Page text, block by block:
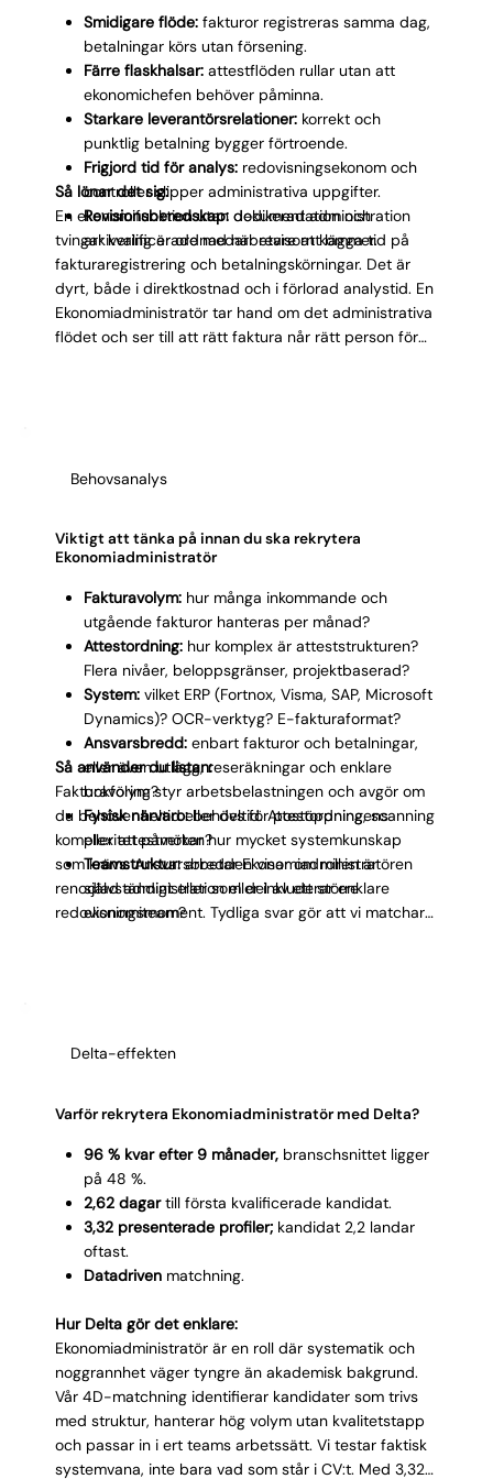
Smidigare flöde:fakturor registreras samma dag,
betalningar körs utan försening.
Färre flaskhalsar:attestflöden rullar utan att
ekonomichefen behöver påminna.
Starkare leverantörsrelationer:korrekt och
punktlig betalning bygger förtroende.
Frigjord tid för analys:redovisningsekonom och
controller slipper administrativa uppgifter.
Revisionsberedskap:dokumentation och
arkivering är ordnad när revisorn kommer.
Så lönar det sig:
En ekonomifunktion utan dedikerad administration
tvingar kvalificerade medarbetare att lägga tid på
fakturaregistrering och betalningskörningar. Det är
dyrt, både i direktkostnad och i förlorad analystid. En
Ekonomiadministratör tar hand om det administrativa
flödet och ser till att rätt faktura når rätt person för
Behovsanalys
Viktigt att tänka på innan du ska rekrytera
Ekonomiadministratör
Fakturavolym:hur många inkommande och
utgående fakturor hanteras per månad?
Attestordning:hur komplex är atteststrukturen?
Flera nivåer, beloppsgränser, projektbaserad?
System:vilket ERP (Fortnox, Visma, SAP, Microsoft
Dynamics)? OCR-verktyg? E-fakturaformat?
Ansvarsbredd:enbart fakturor och betalningar,
eller även utlägg, reseräkningar och enklare
bokföring?
Fysisk närvaro:behövs för postöppning, scanning
eller attestmöten?
Teamstruktur:arbetar Ekonomiadministratören
självständigt eller som del av ett större
ekonomiteam?
Så använder du listan:
Fakturavolym styr arbetsbelastningen och avgör om
du behöver heltid eller deltid. Attestordningens
komplexitet påverkar hur mycket systemkunskap
som krävs. Ansvarsbredden visar om rollen är
renodlad administration eller inkluderar enklare
redovisningsmoment. Tydliga svar gör att vi matchar
Delta-effekten
Varför rekrytera Ekonomiadministratör med Delta?
96 % kvar efter 9 månader,branschsnittet ligger
på 48 %.
2,62 dagartill första kvalificerade kandidat.
3,32 presenterade profiler;kandidat 2,2 landar
oftast.
Datadrivenmatchning.
Hur Delta gör det enklare:
Ekonomiadministratör är en roll där systematik och
noggrannhet väger tyngre än akademisk bakgrund.
Vår 4D-matchning identifierar kandidater som trivs
med struktur, hanterar hög volym utan kvalitetstapp
och passar in i ert teams arbetssätt. Vi testar faktisk
systemvana, inte bara vad som står i CV:t. Med 3,32